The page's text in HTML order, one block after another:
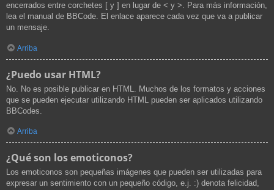
encerrados entre corchetes [ y ] en lugar de < y >. Para más información,
lea el manual de BBCode. El enlace aparece cada vez que va a publicar
un mensaje.
Arriba
¿Puedo usar HTML?
No. No es posible publicar en HTML. Muchos de los formatos y acciones
que se pueden ejecutar utilizando HTML pueden ser aplicados utilizando
BBCodes.
Arriba
¿Qué son los emoticonos?
Los emoticonos son pequeñas imágenes que pueden ser utilizadas para
expresar un sentimiento con un pequeño código, e.j. :) denota felicidad,